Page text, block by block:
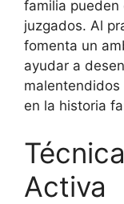
familia pueden
juzgados. Al
fomenta un
ayudar a
en la historia
Activa